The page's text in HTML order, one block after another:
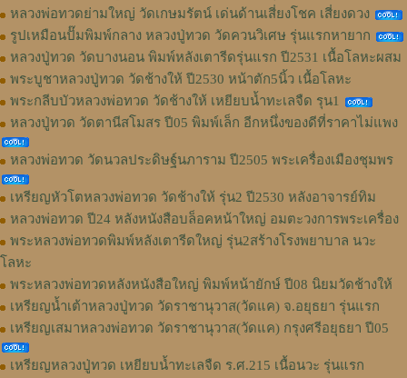
หลวงพ่อทวดย่ามใหญ่ วัดเกษมรัตน์ เด่นด้านเสี่ยงโชค เสี่ยงดวง
รูปเหมือนปั๊มพิมพ์กลาง หลวงปู่ทวด วัดควนวิเศษ รุ่นแรกหายาก
หลวงปู่ทวด วัดบางนอน พิมพ์หลังเตารีดรุ่นแรก ปี2531 เนื้อโลหะผสม
พระบูชาหลวงปู่ทวด วัดช้างให้ ปี2530 หน้าตัก5นิ้ว เนื้อโลหะ
พระกลีบบัวหลวงพ่อทวด วัดช้างให้ เหยียบน้ำทะเลจืด รุน1
หลวงปู่ทวด วัดตานีสโมสร ปี05 พิมพ์เล็ก อีกหนึ่งของดีที่ราคาไม่แพง
หลวงพ่อทวด วัดนวลประดิษฐ์นภาราม ปี2505 พระเครื่องเมืองชุมพร
เหรียญหัวโตหลวงพ่อทวด วัดช้างให้ รุ่น2 ปี2530 หลังอาจารย์ทิม
หลวงพ่อทวด ปี24 หลังหนังสือบล็อคหน้าใหญ่ อมตะวงการพระเครื่อง
พระหลวงพ่อทวดพิมพ์หลังเตารีดใหญ่ รุ่น2สร้างโรงพยาบาล นวะ
โลหะ
พระหลวงพ่อทวดหลังหนังสือใหญ่ พิมพ์หน้ายักษ์ ปี08 นิยมวัดช้างให้
เหรียญน้ำเต้าหลวงปู่ทวด วัดราชานุวาส(วัดแค) จ.อยุธยา รุ่นแรก
เหรียญเสมาหลวงพ่อทวด วัดราชานุวาส(วัดแค) กรุงศรีอยุธยา ปี05
เหรียญหลวงปู่ทวด เหยียบน้ำทะเลจืด ร.ศ.215 เนื้อนวะ รุ่นแรก